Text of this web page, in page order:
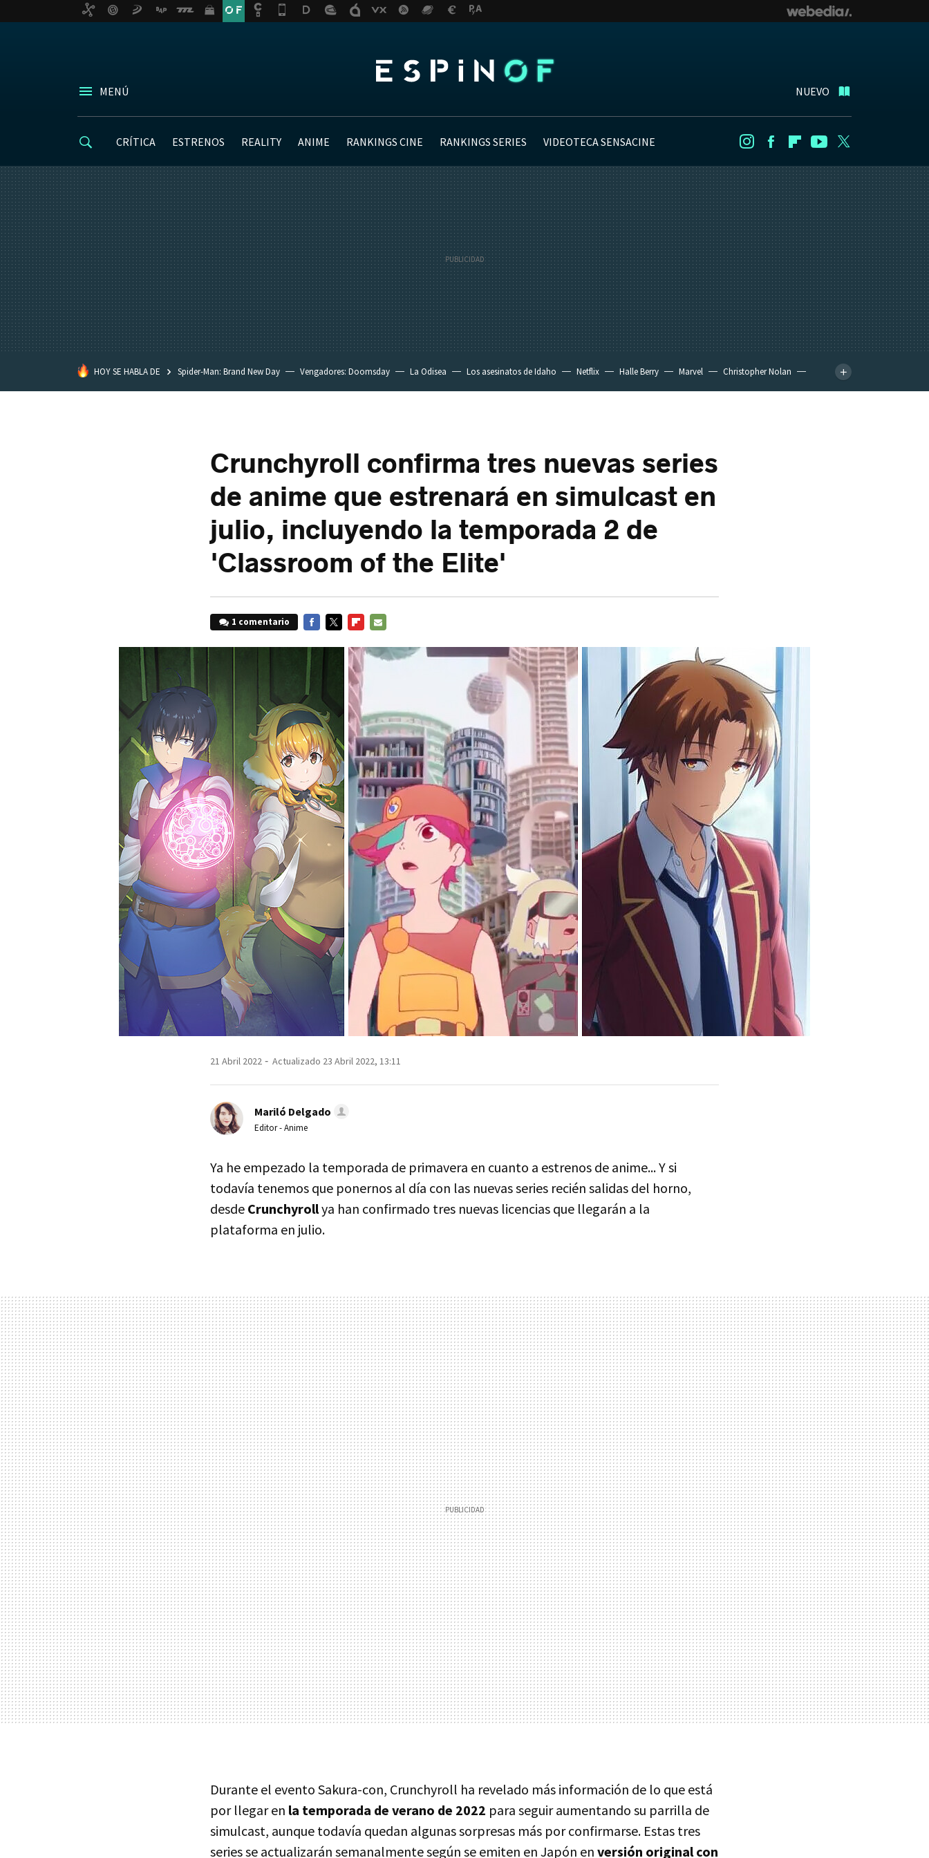
MENÚ NUEVO
CRÍTICA ESTRENOS REALITY ANIME RANKINGS CINE RANKINGS SERIES VIDEOTECA SENSACINE InstagramFacebookFlipboard
Youtube
HOY SE HABLA DE Spider-Man: Brand New Day Vengadores: Doomsday La Odisea Los asesinatos de Idaho Netflix Halle Berry Marvel
Christopher Nolan
Crunchyroll confirma tres nuevas series
de anime que estrenará en simulcast en
julio, incluyendo la temporada 2 de
'Classroom of the Elite'
1 comentario
MAIL
21 Abril 2022 Actualizado 23 Abril 2022, 13:11
Mariló Delgado
Editor - Anime
Ya he empezado la temporada de primavera en cuanto a estrenos de anime... Y si
todavía tenemos que ponernos al día con las nuevas series recién salidas del horno,
desde Crunchyrollya han confirmado tres nuevas licencias que llegarán a la
plataforma en julio.
Durante el evento Sakura-con, Crunchyroll ha revelado más información de lo que está
por llegar en la temporada de verano de 2022 para seguir aumentando su parrilla de
simulcast, aunque todavía quedan algunas sorpresas más por confirmarse. Estas tres
series se actualizarán semanalmente según se emiten en Japón en versión original con